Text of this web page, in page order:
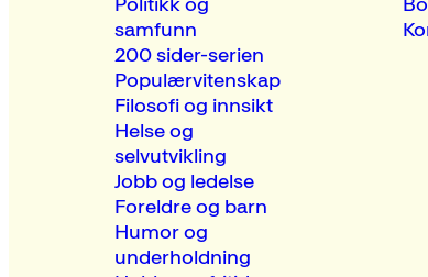
samfunn
200 sider-serien
Populærvitenskap
Filosofi og innsikt
Helse og
selvutvikling
Jobb og ledelse
Foreldre og barn
Humor og
underholdning